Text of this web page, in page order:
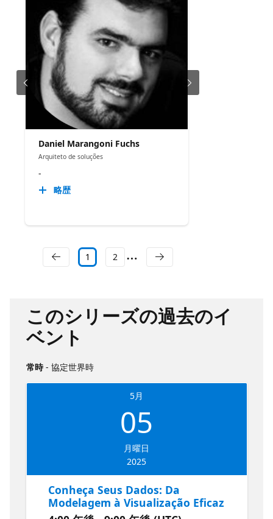
Daniel Marangoni Fuchs
Arquiteto de soluções
-
略歴
1 2
このシリーズの過去のイ
ベント
常時- 協定世界時
5月
05
月曜日
2025
Conheça Seus Dados: Da
Modelagem à Visualização Eficaz